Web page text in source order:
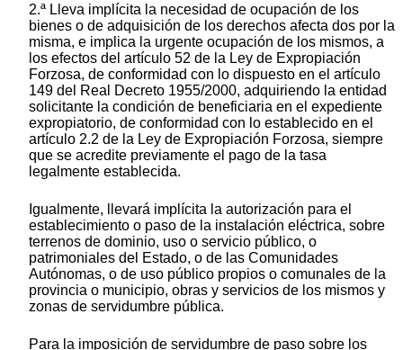
2.ª Lleva implícita la necesidad de ocupación de los
bienes o de adquisición de los derechos afecta dos por la
misma, e implica la urgente ocupación de los mismos, a
los efectos del artículo 52 de la Ley de Expropiación
Forzosa, de conformidad con lo dispuesto en el artículo
149 del Real Decreto 1955/2000, adquiriendo la entidad
solicitante la condición de beneficiaria en el expediente
expropiatorio, de conformidad con lo establecido en el
artículo 2.2 de la Ley de Expropiación Forzosa, siempre
que se acredite previamente el pago de la tasa
legalmente establecida.
Igualmente, llevará implícita la autorización para el
establecimiento o paso de la instalación eléctrica, sobre
terrenos de dominio, uso o servicio público, o
patrimoniales del Estado, o de las Comunidades
Autónomas, o de uso público propios o comunales de la
provincia o municipio, obras y servicios de los mismos y
zonas de servidumbre pública.
Para la imposición de servidumbre de paso sobre los